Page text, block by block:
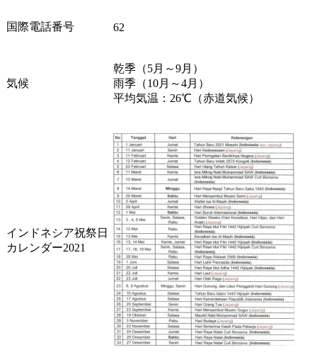
国際電話番号 62
気候
乾季（5月～9月）
雨季（10月～4月）
平均気温：26℃（赤道気候）
インドネシア祝祭日
カレンダー2021